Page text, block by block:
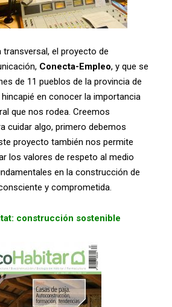
transversal, el proyecto de
Conecta-Empleo, y que se
de 11 pueblos de la provincia de
en conocer la importancia
que nos rodea. Creemos
cuidar algo, primero debemos
proyecto también nos permite
los valores de respeto al medio
en la construcción de
y comprometida.
construcción sostenible